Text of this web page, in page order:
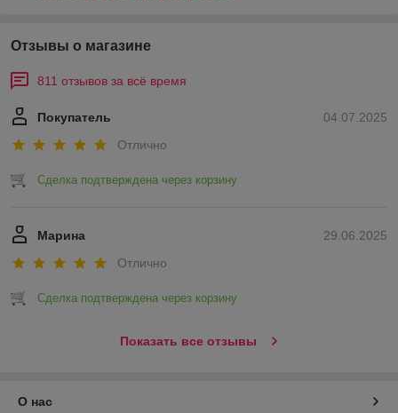
Отзывы о магазине
811 отзывов за всё время
04.07.2025
Покупатель
Отлично
Сделка подтверждена через корзину
29.06.2025
Марина
Отлично
Сделка подтверждена через корзину
Показать все отзывы
О нас